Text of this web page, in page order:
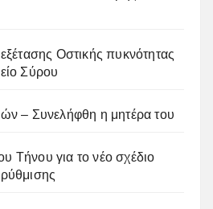
Οστικής πυκνότητας
Σύρου
– Συνελήφθη η μητέρα του
Τήνου για το νέο σχέδιο